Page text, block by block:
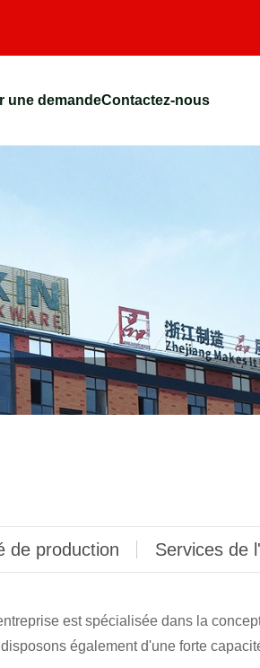
une demandeContactez-nous
de production Services de
est spécialisée dans la
également d'une forte